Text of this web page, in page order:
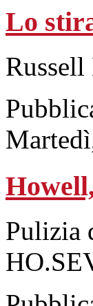
Lo
Pulizia